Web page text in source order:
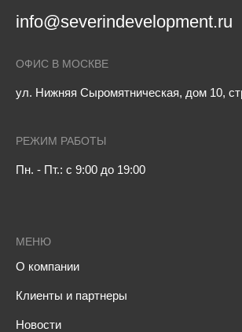
info@severindevelopment.ru
МЕНЮ
О компании
Клиенты и партнеры
Новости
ОФИС В МОСКВЕ
ул. Нижняя Сыромятническая, дом 10,
РЕЖИМ РАБОТЫ
Пн. - Пт.: с 9:00 до 19:00